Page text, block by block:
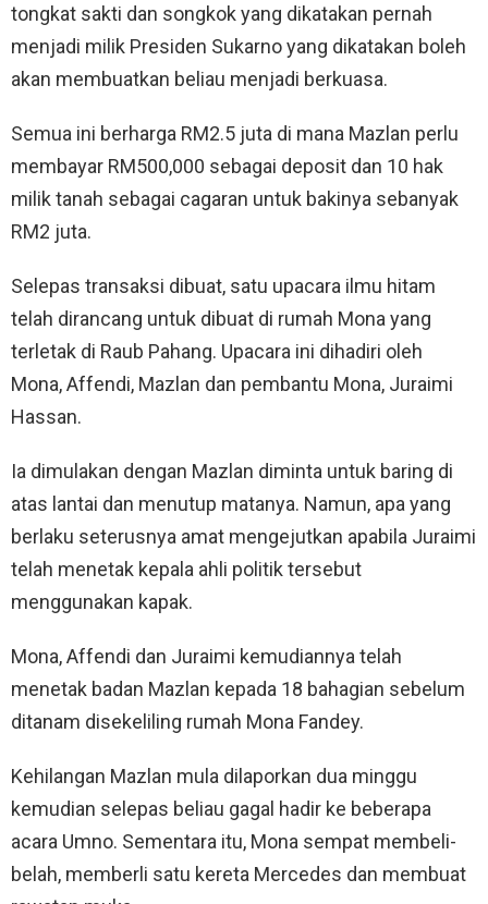
tongkat sakti dan songkok yang dikatakan pernah
menjadi milik Presiden Sukarno yang dikatakan boleh
akan membuatkan beliau menjadi berkuasa.
Semua ini berharga RM2.5 juta di mana Mazlan perlu
membayar RM500,000 sebagai deposit dan 10 hak
milik tanah sebagai cagaran untuk bakinya sebanyak
RM2 juta.
Selepas transaksi dibuat, satu upacara ilmu hitam
telah dirancang untuk dibuat di rumah Mona yang
terletak di Raub Pahang. Upacara ini dihadiri oleh
Mona, Affendi, Mazlan dan pembantu Mona, Juraimi
Hassan.
Ia dimulakan dengan Mazlan diminta untuk baring di
atas lantai dan menutup matanya. Namun, apa yang
berlaku seterusnya amat mengejutkan apabila Juraimi
telah menetak kepala ahli politik tersebut
menggunakan kapak.
Mona, Affendi dan Juraimi kemudiannya telah
menetak badan Mazlan kepada 18 bahagian sebelum
ditanam disekeliling rumah Mona Fandey.
Kehilangan Mazlan mula dilaporkan dua minggu
kemudian selepas beliau gagal hadir ke beberapa
acara Umno. Sementara itu, Mona sempat membeli-
belah, memberli satu kereta Mercedes dan membuat